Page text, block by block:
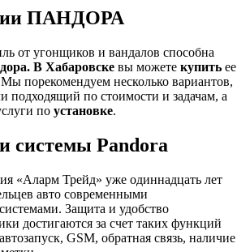
ПАНДОРА
от угонщиков и вандалов способна
В Хабаровске вы можете купить ее
порекомендуем несколько вариантов,
подходящий по стоимости и задачам, а
по установке.
системы Pandora
«Аларм Трейд» уже одиннадцать лет
авто современными
Защита и удобство
достигаются за счет таких функций
GSM, обратная связь, наличие